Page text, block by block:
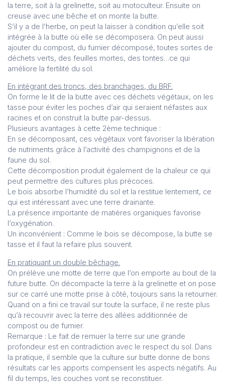
la terre, soit à la grelinette, soit au motoculteur. Ensuite on
creuse avec une bêche et on monte la butte.
S’il y a de l’herbe, on peut la laisser à condition qu’elle soit
intégrée à la butte où elle se décomposera. On peut aussi
ajouter du compost, du fumier décomposé, toutes sortes de
déchets verts, des feuilles mortes, des tontes…ce qui
améliore la fertilité du sol.
En intégrant des troncs, des branchages, du BRF.
On forme le lit de la butte avec ces déchets végétaux, on les
tasse pour éviter les poches d’air qui seraient néfastes aux
racines et on construit la butte par-dessus.
Plusieurs avantages à cette 2ème technique :
En se décomposant, ces végétaux vont favoriser la libération
de nutriments grâce à l’activité des champignons et de la
faune du sol.
Cette décomposition produit également de la chaleur ce qui
peut permettre des cultures plus précoces.
Le bois absorbe l’humidité du sol et la restitue lentement, ce
qui est intéressant avec une terre drainante.
La présence importante de matières organiques favorise
l’oxygénation.
Un inconvénient : Comme le bois se décompose, la butte se
tasse et il faut la refaire plus souvent.
En pratiquant un double bêchage.
On prélève une motte de terre que l’on emporte au bout de la
future butte. On décompacte la terre à la grelinette et on pose
sur ce carré une motte prise à côté, toujours sans la retourner.
Quand on a fini ce travail sur toute la surface, il ne reste plus
qu’à recouvrir avec la terre des allées additionnée de
compost ou de fumier.
Remarque : Le fait de remuer la terre sur une grande
profondeur est en contradiction avec le respect du sol. Dans
la pratique, il semble que la culture sur butte donne de bons
résultats car les apports compensent les aspects négatifs. Au
fil du temps, les couches vont se reconstituer.